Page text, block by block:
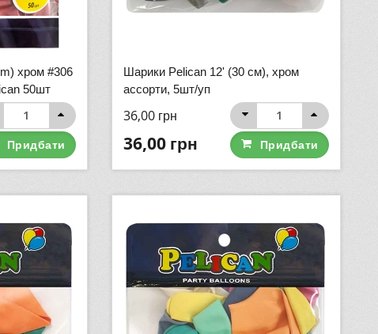
хром #306
50шт
Придбати
Шарики Pelican 12' (30 см), хром
ассорти, 5шт/уп
36,00 грн
36,00 грн Придбати